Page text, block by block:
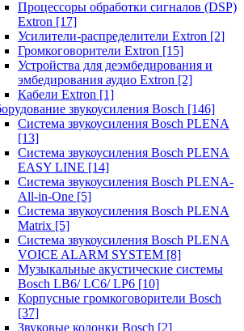
Процессоры обработки сигналов (DSP)
Extron [17]
Усилители-распределители Extron [2]
Громкоговорители Extron [15]
Устройства для деэмбедирования и
эмбедирования аудио Extron [2]
Кабели Extron [1]
звукоусиления Bosch [146]
Система звукоусиления Bosch PLENA
[13]
Система звукоусиления Bosch PLENA
EASY LINE [14]
Система звукоусиления Bosch PLENA-
All-in-One [5]
Система звукоусиления Bosch PLENA
Matrix [5]
Система звукоусиления Bosch PLENA
VOICE ALARM SYSTEM [8]
Музыкальные акустические системы
Bosch LB6/ LC6/ LP6 [10]
Корпусные громкоговорители Bosch
[37]
Звуковые колонки Bosch [2]